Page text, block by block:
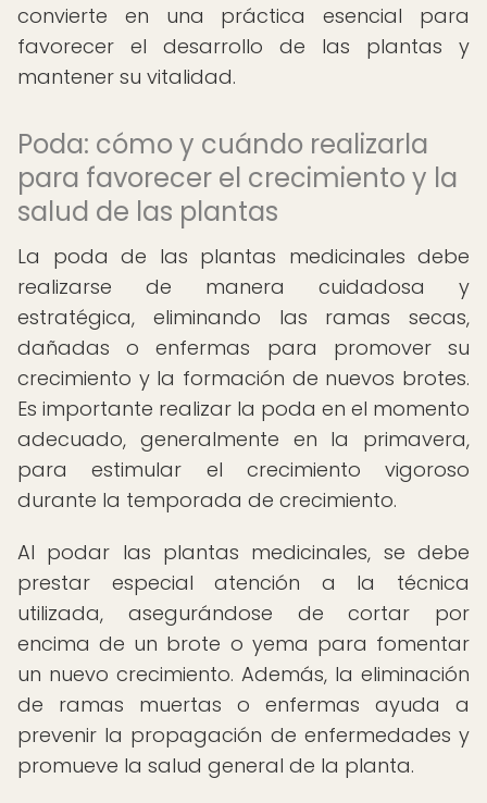
convierte en una práctica esencial para
favorecer el desarrollo de las plantas y
mantener su vitalidad.
Poda: cómo y cuándo realizarla
para favorecer el crecimiento y la
salud de las plantas
La poda de las plantas medicinales debe
realizarse de manera cuidadosa y
estratégica, eliminando las ramas secas,
dañadas o enfermas para promover su
crecimiento y la formación de nuevos brotes.
Es importante realizar la poda en el momento
adecuado, generalmente en la primavera,
para estimular el crecimiento vigoroso
durante la temporada de crecimiento.
Al podar las plantas medicinales, se debe
prestar especial atención a la técnica
utilizada, asegurándose de cortar por
encima de un brote o yema para fomentar
un nuevo crecimiento. Además, la eliminación
de ramas muertas o enfermas ayuda a
prevenir la propagación de enfermedades y
promueve la salud general de la planta.